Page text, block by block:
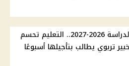
موعد بدء الدراسة 2026-2027.. التعليم تحسم
تربوي يطالب بتأجيلها أسبوعًا